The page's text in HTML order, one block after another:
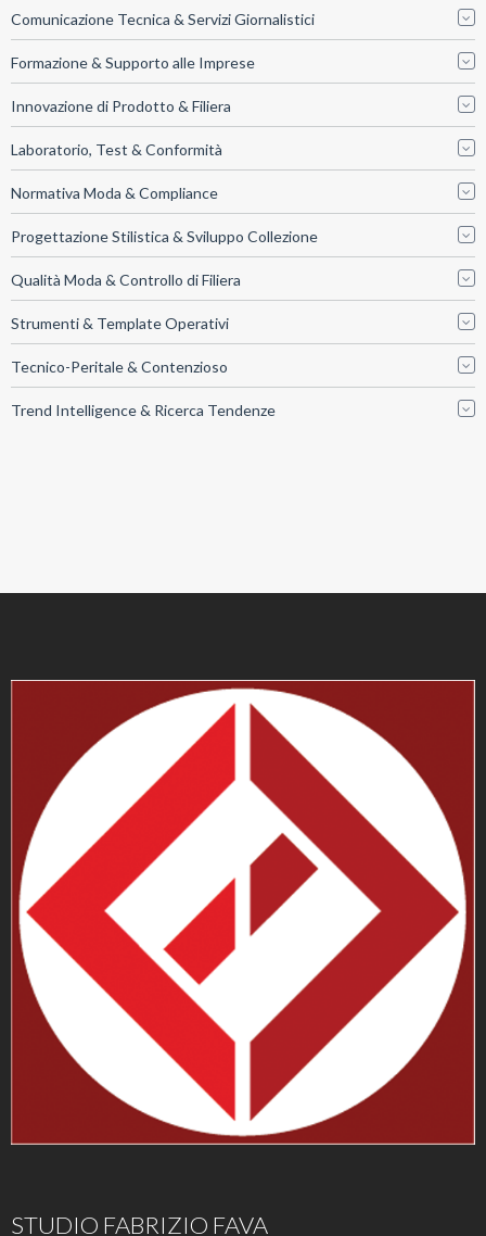
Comunicazione Tecnica & Servizi Giornalistici
Formazione & Supporto alle Imprese
Innovazione di Prodotto & Filiera
Laboratorio, Test & Conformità
Normativa Moda & Compliance
Progettazione Stilistica & Sviluppo Collezione
Qualità Moda & Controllo di Filiera
Strumenti & Template Operativi
Tecnico-Peritale & Contenzioso
Trend Intelligence & Ricerca Tendenze
STUDIO FABRIZIO FAVA